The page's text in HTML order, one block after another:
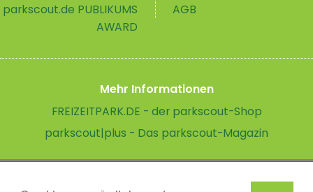
parkscout.de PUBLIKUMS
AWARD
AGB
Mehr Informationen
FREIZEITPARK.DE - der parkscout-Shop
parkscout|plus - Das parkscout-Magazin